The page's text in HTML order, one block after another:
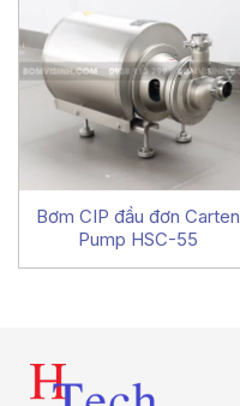
Bơm CIP đầu đơn Carten
Pump HSC-55